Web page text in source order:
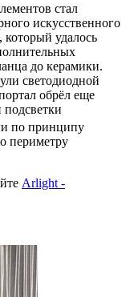
стал
искусственного
удалось
до керамики.
светодиодной
обрёл еще
по принципу
периметру
Arlight -